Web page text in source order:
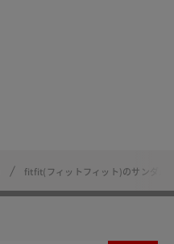
fitfit(フィットフィット)のサンダル